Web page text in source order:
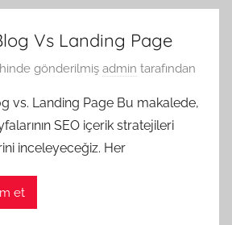
Vs Landing Page
gönderilmiş admin tarafından
vs. Landing Page Bu makalede,
SEO içerik stratejileri
inceleyeceğiz. Her
et